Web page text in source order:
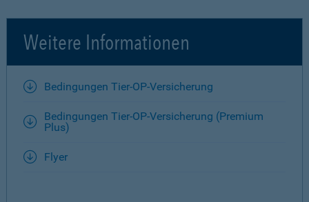
Weitere Informationen
Bedingungen Tier-OP-Versicherung
Bedingungen Tier-OP-Versicherung (Premium
Plus)
Flyer